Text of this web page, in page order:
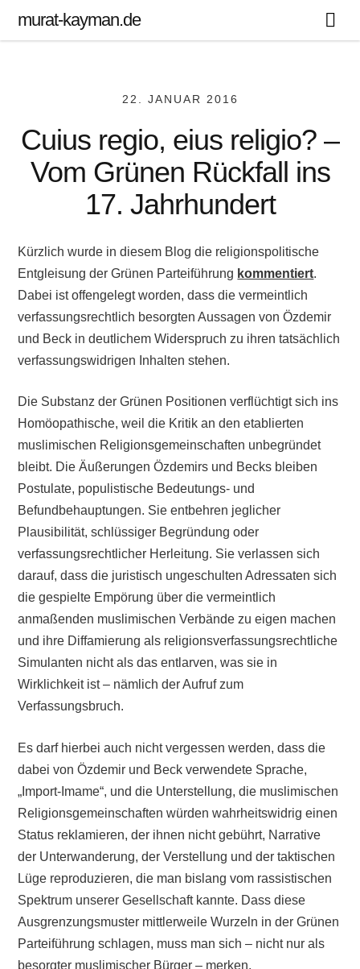
murat-kayman.de
22. JANUAR 2016
Cuius regio, eius religio? –
Vom Grünen Rückfall ins
17. Jahrhundert
Kürzlich wurde in diesem Blog die religionspolitische
Entgleisung der Grünen Parteiführung kommentiert.
Dabei ist offengelegt worden, dass die vermeintlich
verfassungsrechtlich besorgten Aussagen von Özdemir
und Beck in deutlichem Widerspruch zu ihren tatsächlich
verfassungswidrigen Inhalten stehen.
Die Substanz der Grünen Positionen verflüchtigt sich ins
Homöopathische, weil die Kritik an den etablierten
muslimischen Religionsgemeinschaften unbegründet
bleibt. Die Äußerungen Özdemirs und Becks bleiben
Postulate, populistische Bedeutungs- und
Befundbehauptungen. Sie entbehren jeglicher
Plausibilität, schlüssiger Begründung oder
verfassungsrechtlicher Herleitung. Sie verlassen sich
darauf, dass die juristisch ungeschulten Adressaten sich
die gespielte Empörung über die vermeintlich
anmaßenden muslimischen Verbände zu eigen machen
und ihre Diffamierung als religionsverfassungsrechtliche
Simulanten nicht als das entlarven, was sie in
Wirklichkeit ist – nämlich der Aufruf zum
Verfassungsbruch.
Es darf hierbei auch nicht vergessen werden, dass die
dabei von Özdemir und Beck verwendete Sprache,
„Import-Imame“, und die Unterstellung, die muslimischen
Religionsgemeinschaften würden wahrheitswidrig einen
Status reklamieren, der ihnen nicht gebührt, Narrative
der Unterwanderung, der Verstellung und der taktischen
Lüge reproduzieren, die man bislang vom rassistischen
Spektrum unserer Gesellschaft kannte. Dass diese
Ausgrenzungsmuster mittlerweile Wurzeln in der Grünen
Parteiführung schlagen, muss man sich – nicht nur als
besorgter muslimischer Bürger – merken.